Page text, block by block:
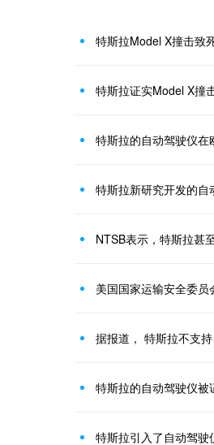
特斯拉Model X撞击致
特斯拉证实Model X撞
特斯拉的自动驾驶仪在
特斯拉新研究开发的自
NTSB表示，特斯拉甚
美国国家运输安全委
据报道， 特斯拉不支
特斯拉的自动驾驶仪
特斯拉引入了自动驾驶